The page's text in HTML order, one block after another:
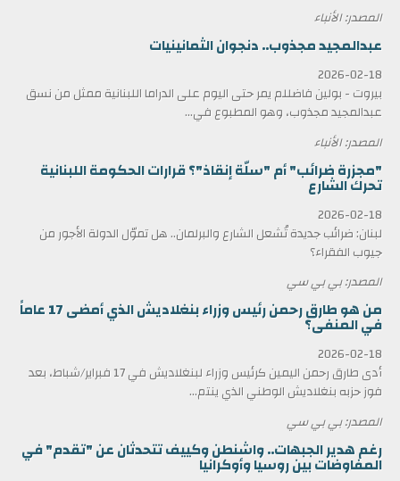
المصدر: الأنباء
عبدالمجيد مجذوب.. دنجوان الثمانينيات
2026-02-18
بيروت - بولين فاضللم يمر حتى اليوم على الدراما اللبنانية ممثل من نسق
عبدالمجيد مجذوب، وهو المطبوع في...
المصدر: الأنباء
"مجزرة ضرائب" أم "سلّة إنقاذ"؟ قرارات الحكومة اللبنانية
تحرك الشارع
2026-02-18
لبنان: ضرائب جديدة تُشعل الشارع والبرلمان.. هل تموّل الدولة الأجور من
جيوب الفقراء؟
المصدر: بي بي سي
من هو طارق رحمن رئيس وزراء بنغلاديش الذي أمضى 17 عاماً
في المنفى؟
2026-02-18
أدى طارق رحمن اليمين كرئيس وزراء لبنغلاديش في 17 فبراير/شباط، بعد
فوز حزبه بنغلاديش الوطني الذي ينتم...
المصدر: بي بي سي
رغم هدير الجبهات.. واشنطن وكييف تتحدثان عن "تقدم" في
المفاوضات بين روسيا وأوكرانيا